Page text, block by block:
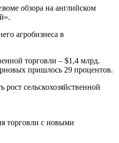
обзора на английском
агробизнеса в
торговли – $1,4 млрд.
пришлось 29 процентов.
сельскохозяйственной
торговли с новыми